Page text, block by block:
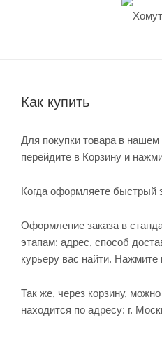
Как купить
Для покупки товара в нашем
перейдите в Корзину и
Когда оформляете быстрый
Оформление заказа в
этапам: адрес, способ
курьеру вас найти.
Так же, через корзину,
находится по адресу: г.